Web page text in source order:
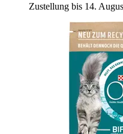
Zustellung bis 14.